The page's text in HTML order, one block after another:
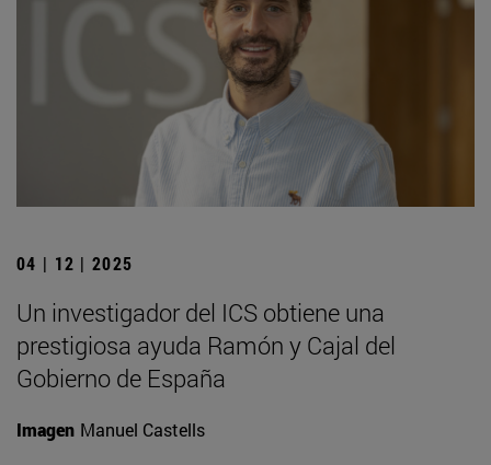
04 | 12 | 2025
Un investigador del ICS obtiene una
prestigiosa ayuda Ramón y Cajal del
Gobierno de España
Imagen Manuel Castells